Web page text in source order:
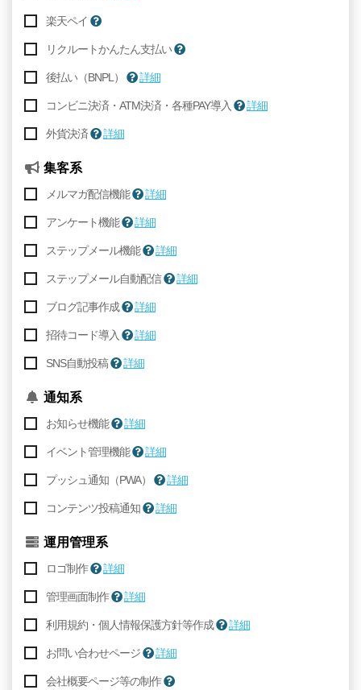
楽天ペイ
リクルートかんたん支払い
後払い（BNPL） 詳細
コンビニ決済・ATM決済・各種PAY導入 詳細
外貨決済 詳細
集客系
メルマガ配信機能 詳細
アンケート機能 詳細
ステップメール機能 詳細
ステップメール自動配信 詳細
ブログ記事作成 詳細
招待コード導入 詳細
SNS自動投稿 詳細
通知系
お知らせ機能 詳細
イベント管理機能 詳細
プッシュ通知（PWA） 詳細
コンテンツ投稿通知 詳細
運用管理系
ロゴ制作 詳細
管理画面制作 詳細
利用規約・個人情報保護方針等作成 詳細
お問い合わせページ 詳細
会社概要ページ等の制作